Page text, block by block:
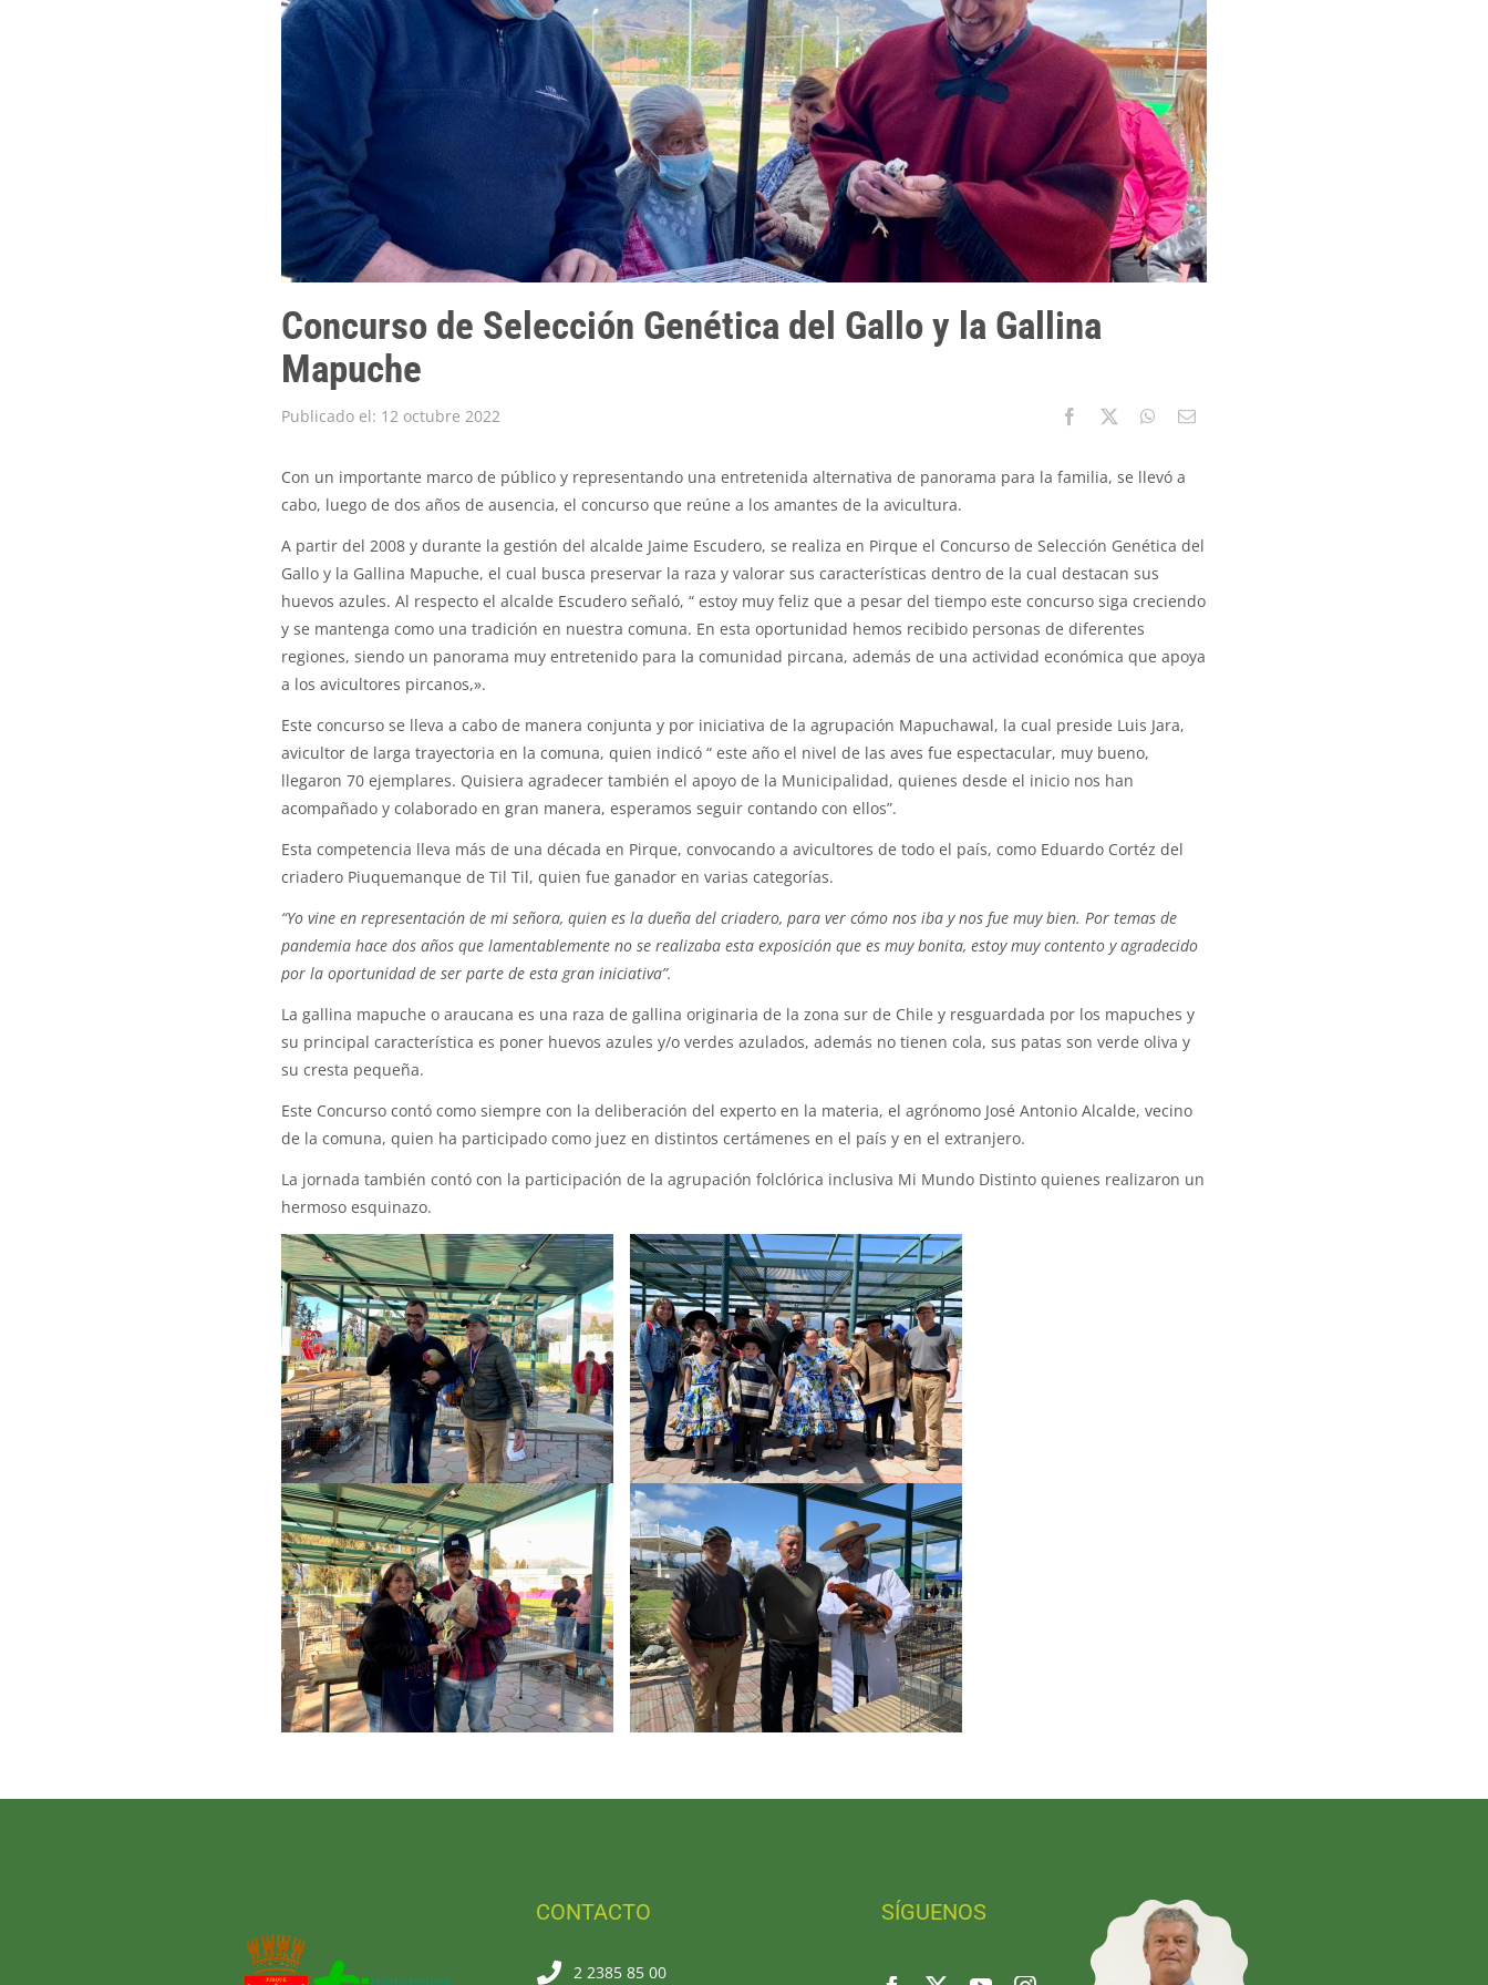
Concurso de Selección Genética del Gallo y la Gallina
Mapuche
Publicado el: 12 octubre 2022
Con un importante marco de público y representando una entretenida alternativa de panorama para la familia, se llevó a
cabo, luego de dos años de ausencia, el concurso que reúne a los amantes de la avicultura.
A partir del 2008 y durante la gestión del alcalde Jaime Escudero, se realiza en Pirque el Concurso de Selección Genética del
Gallo y la Gallina Mapuche, el cual busca preservar la raza y valorar sus características dentro de la cual destacan sus
huevos azules. Al respecto el alcalde Escudero señaló, “ estoy muy feliz que a pesar del tiempo este concurso siga creciendo
y se mantenga como una tradición en nuestra comuna. En esta oportunidad hemos recibido personas de diferentes
regiones, siendo un panorama muy entretenido para la comunidad pircana, además de una actividad económica que apoya
a los avicultores pircanos,».
Este concurso se lleva a cabo de manera conjunta y por iniciativa de la agrupación Mapuchawal, la cual preside Luis Jara,
avicultor de larga trayectoria en la comuna, quien indicó “ este año el nivel de las aves fue espectacular, muy bueno,
llegaron 70 ejemplares. Quisiera agradecer también el apoyo de la Municipalidad, quienes desde el inicio nos han
acompañado y colaborado en gran manera, esperamos seguir contando con ellos”.
Esta competencia lleva más de una década en Pirque, convocando a avicultores de todo el país, como Eduardo Cortéz del
criadero Piuquemanque de Til Til, quien fue ganador en varias categorías.
“Yo vine en representación de mi señora, quien es la dueña del criadero, para ver cómo nos iba y nos fue muy bien. Por temas de
pandemia hace dos años que lamentablemente no se realizaba esta exposición que es muy bonita, estoy muy contento y agradecido
por la oportunidad de ser parte de esta gran iniciativa”.
La gallina mapuche o araucana es una raza de gallina originaria de la zona sur de Chile y resguardada por los mapuches y
su principal característica es poner huevos azules y/o verdes azulados, además no tienen cola, sus patas son verde oliva y
su cresta pequeña.
Este Concurso contó como siempre con la deliberación del experto en la materia, el agrónomo José Antonio Alcalde, vecino
de la comuna, quien ha participado como juez en distintos certámenes en el país y en el extranjero.
La jornada también contó con la participación de la agrupación folclórica inclusiva Mi Mundo Distinto quienes realizaron un
hermoso esquinazo.
CONTACTO
2 2385 85 00
SÍGUENOS